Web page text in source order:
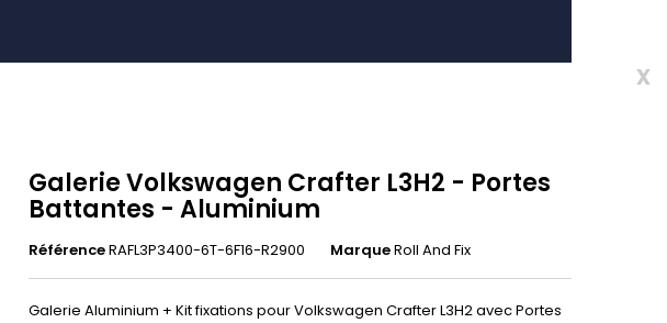
x
Galerie Volkswagen Crafter L3H2 - Portes
Battantes - Aluminium
RéférenceRAFL3P3400-6T-6F16-R2900 MarqueRoll And Fix
Galerie Aluminium + Kit fixations pour Volkswagen Crafter L3H2 avec Portes